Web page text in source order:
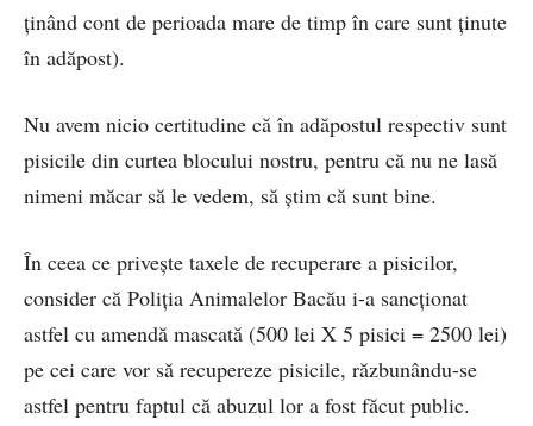
ținând cont de perioada mare de timp în care sunt ținute
în adăpost).
Nu avem nicio certitudine că în adăpostul respectiv sunt
pisicile din curtea blocului nostru, pentru că nu ne lasă
nimeni măcar să le vedem, să știm că sunt bine.
În ceea ce privește taxele de recuperare a pisicilor,
consider că Poliția Animalelor Bacău i-a sancționat
astfel cu amendă mascată (500 lei X 5 pisici = 2500 lei)
pe cei care vor să recupereze pisicile, răzbunându-se
astfel pentru faptul că abuzul lor a fost făcut public.